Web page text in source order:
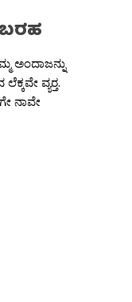
ಅಂದಾಜನ್ನು
ವ್ಯರ‍್ತ.
ನಾವೇ